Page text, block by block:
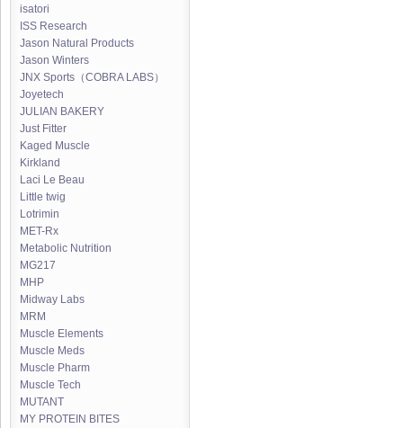
isatori
ISS Research
Jason Natural Products
Jason Winters
JNX Sports（COBRA LABS）
Joyetech
JULIAN BAKERY
Just Fitter
Kaged Muscle
Kirkland
Laci Le Beau
Little twig
Lotrimin
MET-Rx
Metabolic Nutrition
MG217
MHP
Midway Labs
MRM
Muscle Elements
Muscle Meds
Muscle Pharm
Muscle Tech
MUTANT
MY PROTEIN BITES